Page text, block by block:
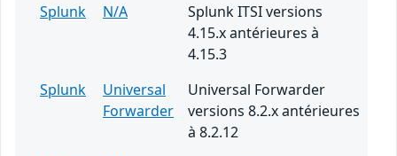
Splunk
N/A
Splunk ITSI versions
4.15.x antérieures à
4.15.3
Splunk
Universal
Forwarder
Universal Forwarder
versions 8.2.x antérieures
à 8.2.12